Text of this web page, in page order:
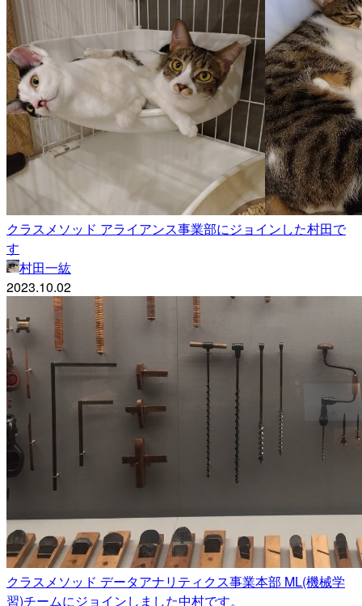
クラスメソッド アライアンス事業部にジョインした村田で
す
村田一紘
2023.10.02
クラスメソッド データアナリティクス事業本部 ML(機械学
習)チームにジョインしました中村です。